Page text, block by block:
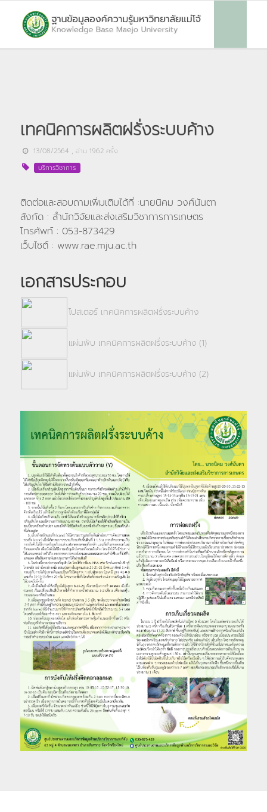
เทคนิคการผลิตฝรั่งระบบค้าง
13/08/2564 , อ่าน 1962ครั้ง
บริการวิชาการ
ติดต่อและสอบถามเพิ่มเติมได้ที่ :นายนิคม วงศ์นันตา
สังกัด : สำนักวิจัยและส่งเสริมวิชาการการเกษตร
โทรศัพท์ : 053-873429
เว็บไซต์ : www.rae.mju.ac.th
เอกสารประกอบ
โปสเตอร์ เทคนิคการผลิตฝรั่งระบบค้าง
แผ่นพับ เทคนิคการผลิตฝรั่งระบบค้าง (1)
แผ่นพับ เทคนิคการผลิตฝรั่งระบบค้าง (2)